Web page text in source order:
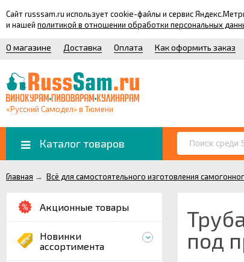
Сайт russsam.ru использует cookie-файлы и сервис
и нашей политикой в отношении обработки персональных
О магазине Доставка Оплата Как оформить заказ
«Русский Самодел» в Тюмени
Каталог товаров
Главная → Всё для самостоятельного изготовления
Акционные товары
Новинки
ассортимента
под